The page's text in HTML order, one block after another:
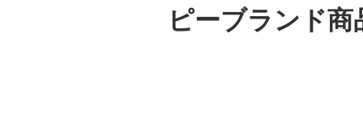
ピーブランド